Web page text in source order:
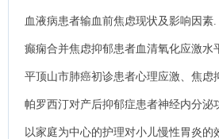
郁情绪的影响.
血液病患者输血前焦虑现状及影响因素.
癫痫合并焦虑抑郁患者血清氧化应激水
严重程度的相关性分析.
平顶山市肺癌初诊患者心理应激、焦虑
帕罗西汀对产后抑郁症患者神经内分泌
以家庭为中心的护理对小儿慢性胃炎的